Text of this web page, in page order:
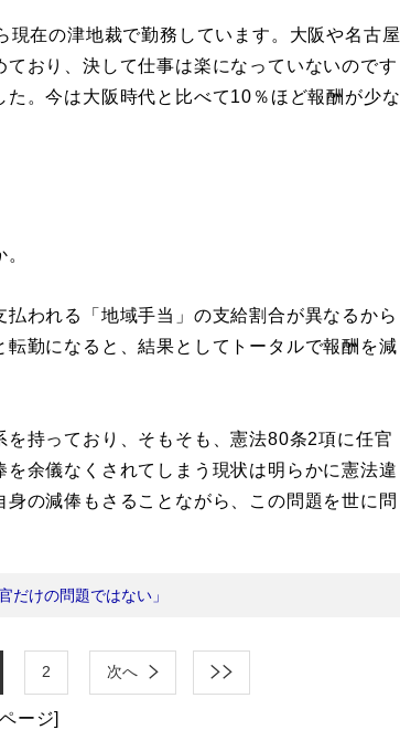
現在の津地裁で勤務しています。大阪や名古屋
おり、決して仕事は楽になっていないのです
。今は大阪時代と比べて10％ほど報酬が少な
われる「地域手当」の支給割合が異なるから
勤になると、結果としてトータルで報酬を減
を持っており、そもそも、憲法80条2項に任官
余儀なくされてしまう現状は明らかに憲法違
の減俸もさることながら、この問題を世に問
だけの問題ではない」
2 次へ
ージ]